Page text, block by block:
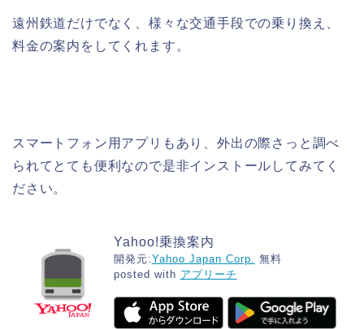
遠州鉄道だけでなく、様々な交通手段での乗り換え、
料金の案内をしてくれます。
スマートフォン用アプリもあり、外出の際さっと調べ
られてとても便利なので是非インストールしてみてく
ださい。
Yahoo!乗換案内
開発元:Yahoo Japan Corp. 無料
posted with アプリーチ